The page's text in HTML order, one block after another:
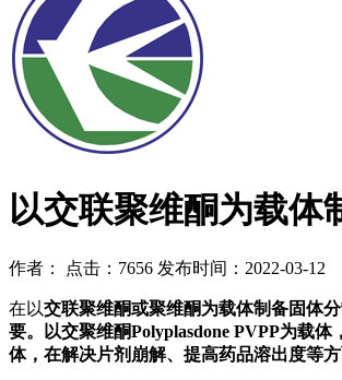
以交联聚维酮为载体
作者： 点击：7656 发布时间：2022-03-12
在以交联聚维酮或聚维酮为载体制备固体
要。以交聚维酮Polyplasdone PVPP为载体
体，在解决片剂崩解、提高药品溶出度等方